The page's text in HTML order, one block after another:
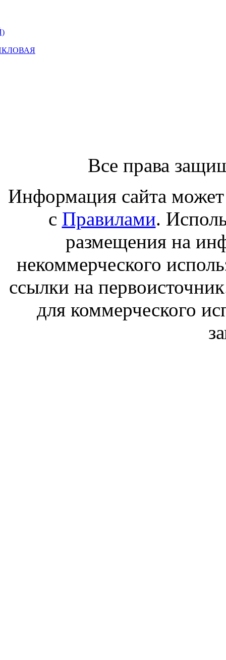
Все права
Информация сайта может
с Правилами.
размещения на
некоммерческого
ссылки на
для коммерческого